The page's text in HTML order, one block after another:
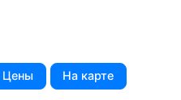
Цены На карте